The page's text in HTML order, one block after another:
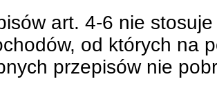
art. 4-6 nie
od których na
przepisów nie